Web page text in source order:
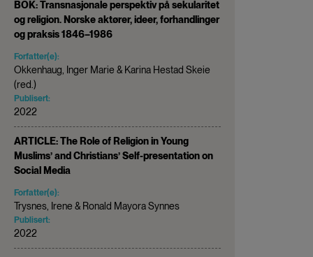
BOK: Transnasjonale perspektiv på sekularitet
og religion. Norske aktører, ideer, forhandlinger
og praksis 1846–1986
Forfatter(e):
Okkenhaug, Inger Marie & Karina Hestad Skeie
(red.)
Publisert:
2022
ARTICLE: The Role of Religion in Young
Muslims’ and Christians’ Self-presentation on
Social Media
Forfatter(e):
Trysnes, Irene & Ronald Mayora Synnes
Publisert:
2022